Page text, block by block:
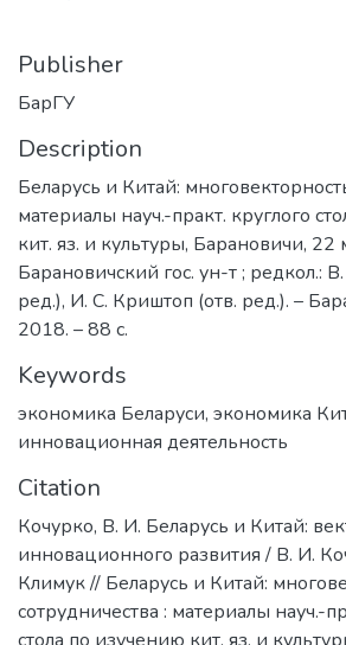
Publisher
БарГУ
Description
Беларусь и Китай:
материалы науч.-практ. круглого
кит. яз. и культуры, Барановичи, 22
Барановичский гос. ун-т ; редкол.:
ред.), И. С. Криштоп (отв. ред.). –
2018. – 88 с.
Keywords
экономика Беларуси, экономика
инновационная деятельность
Citation
Кочурко, В. И. Беларусь и Китай:
инновационного развития / В. И.
Климук // Беларусь и Китай:
сотрудничества : материалы науч.-